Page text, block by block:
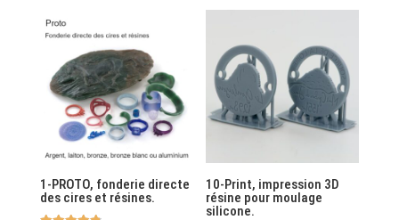
1-PROTO, fonderie directe
des cires et résines.
10-Print, impression 3D
résine pour moulage
silicone.